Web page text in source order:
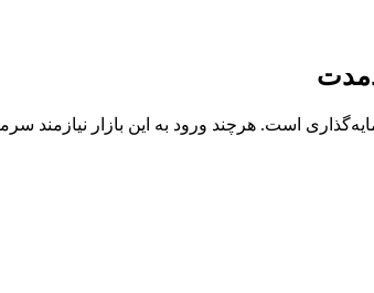
است. هرچند ورود به این بازار نیازمند